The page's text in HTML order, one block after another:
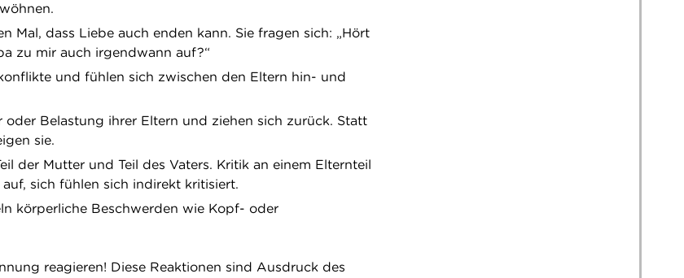
Mal, dass Liebe auch enden kann. Sie fragen sich: „Hört
zu mir auch irgendwann auf?“
und fühlen sich zwischen den Eltern hin- und
oder Belastung ihrer Eltern und ziehen sich zurück. Statt
sie.
der Mutter und Teil des Vaters. Kritik an einem Elternteil
sich fühlen sich indirekt kritisiert.
körperliche Beschwerden wie Kopf- oder
reagieren! Diese Reaktionen sind Ausdruck des